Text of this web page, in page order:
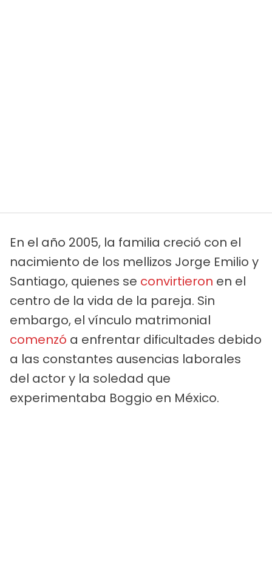
En el año 2005, la familia creció con el
nacimiento de los mellizos Jorge Emilio y
Santiago, quienes se convirtieron en el
centro de la vida de la pareja. Sin
embargo, el vínculo matrimonial
comenzó a enfrentar dificultades debido
a las constantes ausencias laborales
del actor y la soledad que
experimentaba Boggio en México.